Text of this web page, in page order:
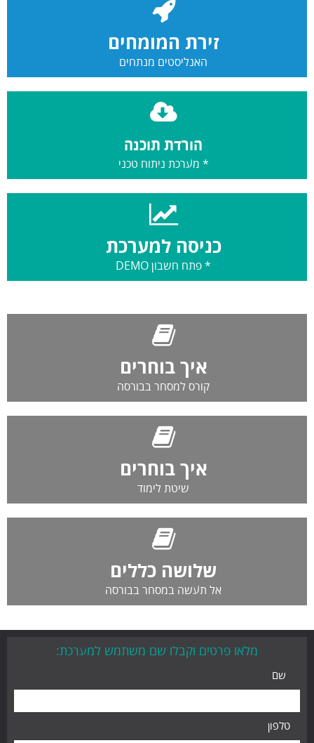
זירת המומחים
האנליסטים מנתחים
הורדת תוכנה
* מערכת ניתוח טכני
כניסה למערכת
* פתח חשבון DEMO
איך בוחרים
קורס למסחר בבורסה
איך בוחרים
שיטת לימוד
שלושה כללים
אל תעשה במסחר בבורסה
מלאו פרטים וקבלו שם משתמש למערכת:
שם
טלפון